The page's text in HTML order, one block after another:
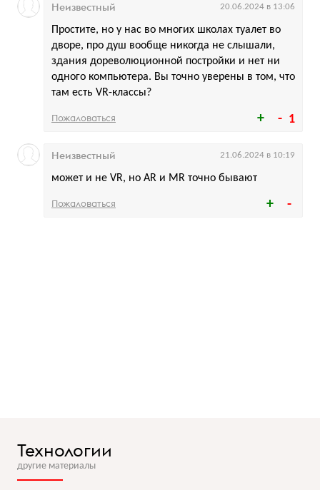
1
Простите, но у нас во многих школах туалет во
дворе, про душ вообще никогда не слышали,
здания дореволюционной постройки и нет ни
одного компьютера. Вы точно уверены в том, что
там есть VR-классы?
Неизвестный 20.06.2024 в 13:06
Пожаловаться
может и не VR, но AR и MR точно бывают
Неизвестный 21.06.2024 в 10:19
Пожаловаться
Технологии
другие материалы